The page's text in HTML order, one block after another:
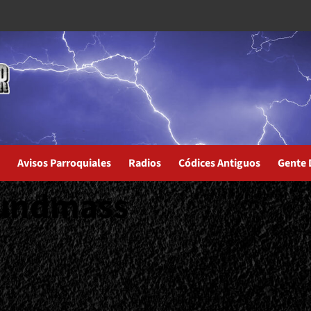
Avisos Parroquiales Radios Códices Antiguos Gente